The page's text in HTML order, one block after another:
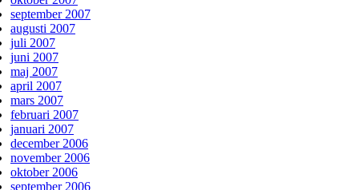
september 2007
augusti 2007
juli 2007
juni 2007
maj 2007
april 2007
mars 2007
februari 2007
januari 2007
december 2006
november 2006
oktober 2006
september 2006